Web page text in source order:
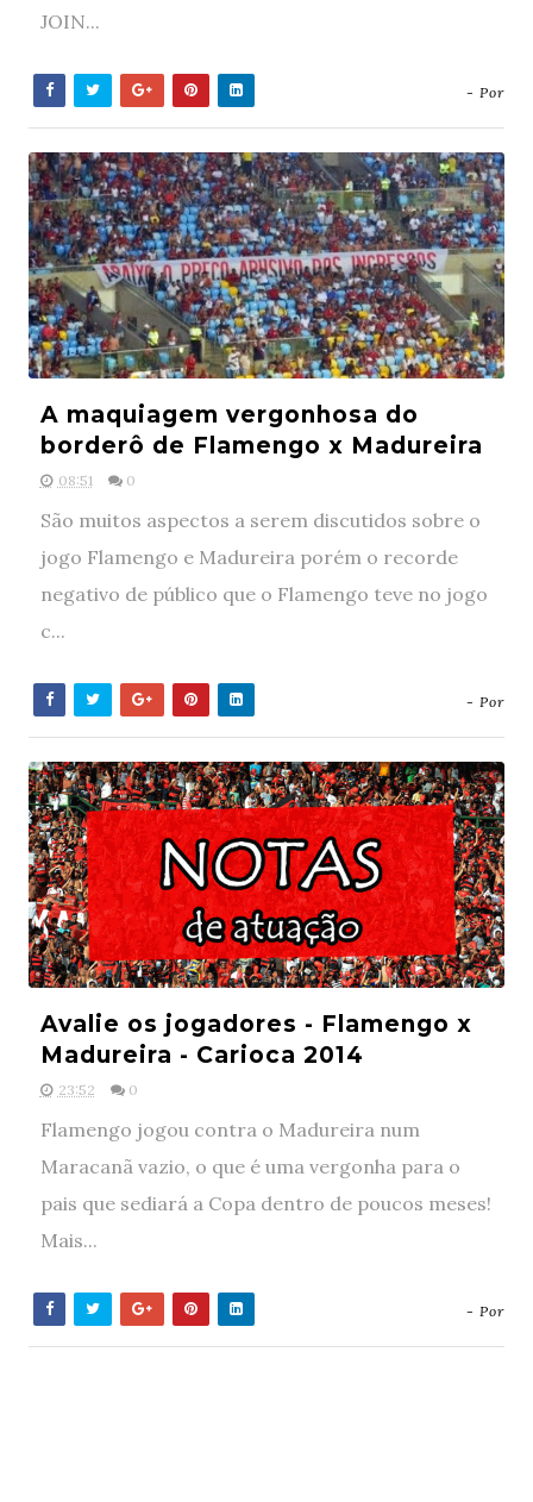
JOIN...
- Por
A maquiagem vergonhosa do
borderô de Flamengo x Madureira
08:51 0
São muitos aspectos a serem discutidos sobre o
jogo Flamengo e Madureira porém o recorde
negativo de público que o Flamengo teve no jogo
c...
- Por
Avalie os jogadores - Flamengo x
Madureira - Carioca 2014
23:52 0
Flamengo jogou contra o Madureira num
Maracanã vazio, o que é uma vergonha para o
pais que sediará a Copa dentro de poucos meses!
Mais...
- Por